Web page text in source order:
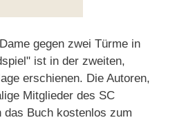
gegen zwei Türme in
ist in der zweiten,
erschienen. Die Autoren,
Mitglieder des SC
Buch kostenlos zum